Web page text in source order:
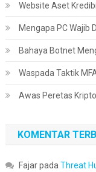
Website Aset
Mengapa PC Wajib
Bahaya Botnet
Waspada Taktik
Awas Peretas
KOMENTAR
Fajarpada Threat